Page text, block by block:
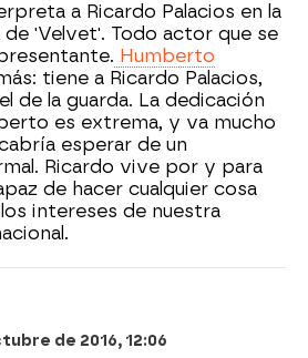
a Ricardo Palacios en la
'Velvet'. Todo actor que se
Humberto
tiene a Ricardo Palacios,
de la guarda. La dedicación
es extrema, y va mucho
esperar de un
Ricardo vive por y para
de hacer cualquier cosa
intereses de nuestra
de 2016, 12:06